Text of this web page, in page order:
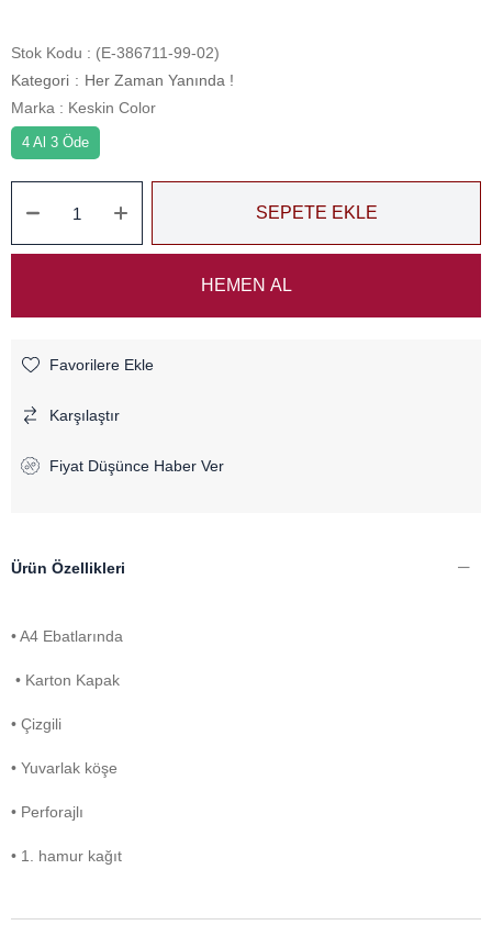
Stok Kodu
(E-386711-99-02)
Kategori : Her Zaman Yanında !
Marka : Keskin Color
4 Al 3 Öde
Favorilere Ekle
Karşılaştır
Fiyat Düşünce Haber Ver
Ürün Özellikleri
• A4 Ebatlarında
• Karton Kapak
• Çizgili
• Yuvarlak köşe
• Perforajlı
• 1. hamur kağıt